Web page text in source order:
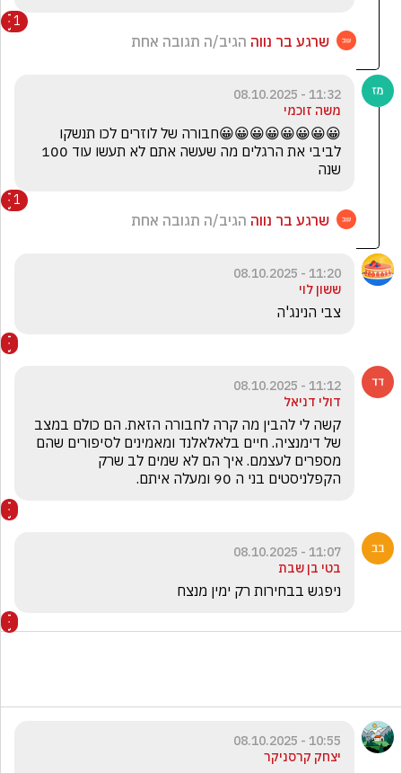
1
שרגע בר נווה הגיב/ה תגובה אחת
11:32 - 08.10.2025
משה זוכמי
שנה
1
שרגע בר נווה הגיב/ה תגובה אחת
11:20 - 08.10.2025
ששון לוי
צבי הנינג'ה
11:12 - 08.10.2025
דולי דניאל
הקפלניסטים בני ה 90 ומעלה איתם.
11:07 - 08.10.2025
בטי בן שבת
ניפגש בבחירות רק ימין מנצח
10:55 - 08.10.2025
יצחק קרסניקר